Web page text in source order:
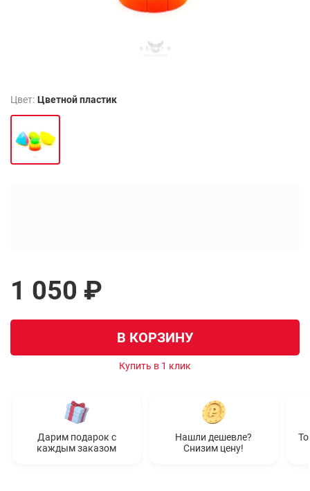
Цвет: Цветной пластик
1 050 ₽
В КОРЗИНУ
Купить в 1 клик
Дарим подарок с
каждым заказом
Нашли дешевле?
Снизим цену!